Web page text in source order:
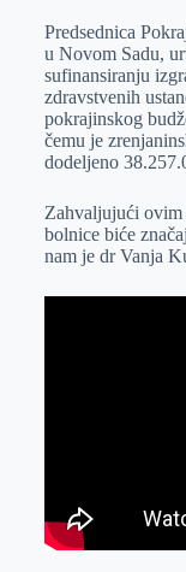
Predsednica
u Novom Sadu,
sufinansiranju
zdravstvenih
pokrajinskog
čemu je
dodeljeno
Zahvaljujući ovim
bolnice biće
nam je dr Vanja